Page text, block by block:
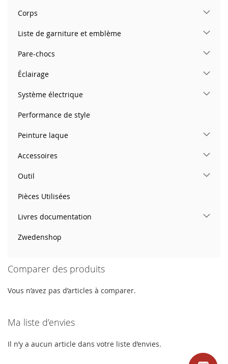
Corps
Liste de garniture et emblème
Pare-chocs
Éclairage
Système électrique
Performance de style
Peinture laque
Accessoires
Outil
Pièces Utilisées
Livres documentation
Zwedenshop
Comparer des produits
Vous n’avez pas d’articles à comparer.
Ma liste d’envies
Il n’y a aucun article dans votre liste d’envies.